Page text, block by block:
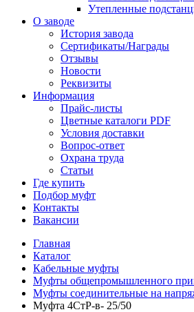
Утепленные
О заводе
История завода
Сертификаты/Награды
Отзывы
Новости
Реквизиты
Информация
Прайс-листы
Цветные каталоги PDF
Условия доставки
Вопрос-ответ
Охрана труда
Статьи
Где купить
Подбор муфт
Контакты
Вакансии
Главная
Каталог
Кабельные муфты
Муфты общепромышленного
Муфты соединительные на
Муфта 4СтР-в- 25/50